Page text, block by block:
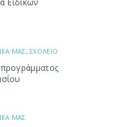
ΜΑΣ,ΣΧΟΛΕΙΟ
ΜΑΣ